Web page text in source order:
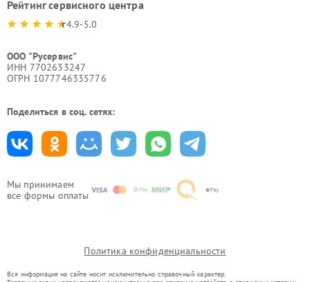
Мы принимаем
все формы оплаты
Рейтинг сервисного центра
4.9-5.0
ООО "Русервис"
ИНН 7702633247
ОГРН 1077746335776
Поделиться в соц. сетях:
Политика конфиденциальности
Вся информация на сайте носит исключительно справочный характер.